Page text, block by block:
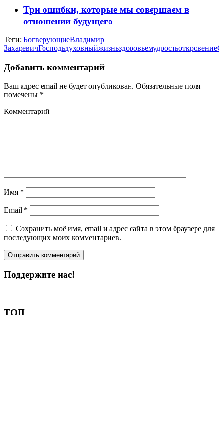
Три ошибки, которые мы совершаем в
отношении будущего
Теги: БогверующиеВладимир
ЗахаревичГосподьдуховныйжизньздоровьемудростьоткровение
Добавить комментарий
Ваш адрес email не будет опубликован. Обязательные поля
помечены *
Комментарий
Имя *
Email *
Сохранить моё имя, email и адрес сайта в этом браузере для
последующих моих комментариев.
Поддержите нас!
ТОП